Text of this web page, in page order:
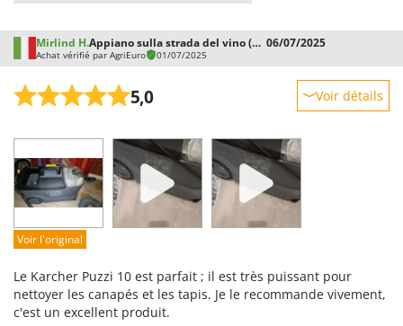
Mirlind H. Appiano sulla strada del vino (BZ) 06/07/2025
Achat vérifié par AgriEuro 01/07/2025
5,0 Voir détails
Facilité d'utilisation
Qualité / Prix
Facilité de montage
Voir l'original
Le Karcher Puzzi 10 est parfait ; il est très puissant pour
nettoyer les canapés et les tapis. Je le recommande vivement,
c'est un excellent produit.